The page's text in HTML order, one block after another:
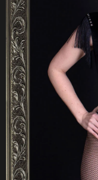
A
J
Í
T
?
HLEDAT